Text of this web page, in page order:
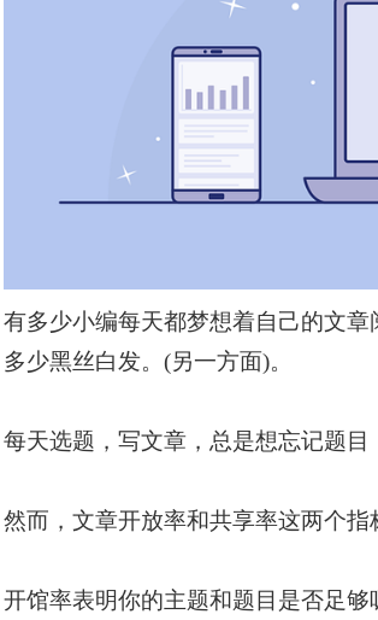
有多少小编每天都梦想着自己的文
多少黑丝白发。(另一方面)。
每天选题，写文章，总是想忘记题目
然而，文章开放率和共享率这两个指
开馆率表明你的主题和题目是否足